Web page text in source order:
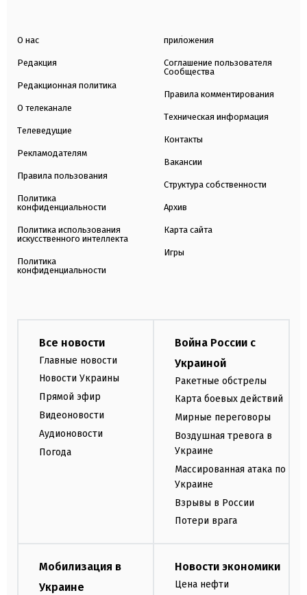
О нас
Редакция
Редакционная политика
О телеканале
Телеведущие
Рекламодателям
Правила пользования
Политика
конфиденциальности
Политика использования
искусственного интеллекта
Политика
конфиденциальности
приложения
Соглашение пользователя
Сообщества
Правила комментирования
Техническая информация
Контакты
Вакансии
Структура собственности
Архив
Карта сайта
Игры
Все новости
Главные новости
Новости Украины
Прямой эфир
Видеоновости
Аудионовости
Погода
Война России с
Украиной
Ракетные обстрелы
Карта боевых действий
Мирные переговоры
Воздушная тревога в
Украине
Массированная атака по
Украине
Взрывы в России
Потери врага
Мобилизация в
Украине
Новости экономики
Цена нефти